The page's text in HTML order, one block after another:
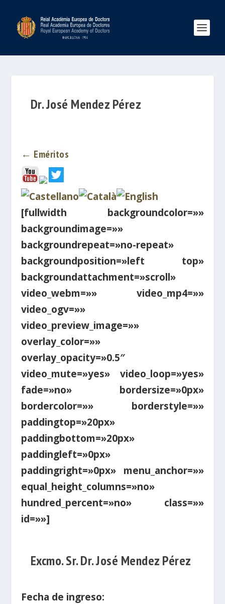
Dr. José Mendez Pérez
← Eméritos
[fullwidth backgroundcolor=»»
backgroundimage=»»
backgroundrepeat=»no-repeat»
backgroundposition=»left top»
backgroundattachment=»scroll»
video_webm=»» video_mp4=»»
video_ogv=»»
video_preview_image=»»
overlay_color=»»
overlay_opacity=»0.5″
video_mute=»yes» video_loop=»yes»
fade=»no» bordersize=»0px»
bordercolor=»» borderstyle=»»
paddingtop=»20px»
paddingbottom=»20px»
paddingleft=»0px»
paddingright=»0px» menu_anchor=»»
equal_height_columns=»no»
hundred_percent=»no» class=»»
id=»»]
Excmo. Sr. Dr. José Mendez Pérez
Fecha de ingreso: